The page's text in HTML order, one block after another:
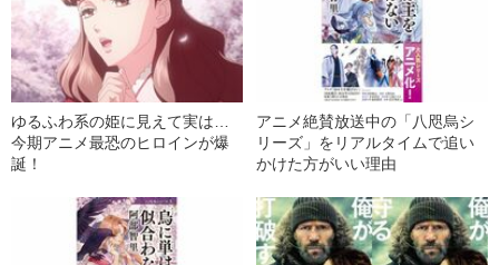
ゆるふわ系の姫に見えて実は…
今期アニメ最恐のヒロインが爆
誕！
アニメ絶賛放送中の「八咫烏シ
リーズ」をリアルタイムで追い
かけた方がいい理由